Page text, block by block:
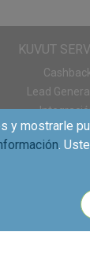
KUVUT
Lead
Panel de
Descargas
mostrarle
.